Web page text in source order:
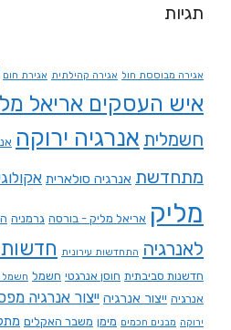
תגיות
אגירה מבוססת חול אגירה קהילתית אגירת חום
איש העסקים אריאל
חשמלית אנרגיה ירוקה
מתחדשת אנרגיה סולארית
מליק אריאל מליק - בורסה גרמניה
לאנרגיה התחדשות עירונית חדשות
חדשנות סביבתית חוסן אנרגטי חשמל חשמל
אנרגיה ייצור אנרגיה ייצור אנרגיה
ירוקה מבנים חכמים מימן משבר האקלים